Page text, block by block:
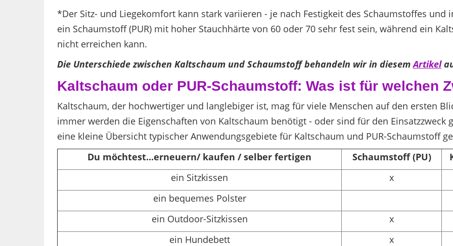
*Der Sitz- und Liegekomfort kann stark variieren - je nach Festigkeit des Schaumstoffes
ein Schaumstoff (PUR) mit hoher Stauchhärte von 60 oder 70 sehr fest sein, während ein
nicht erreichen kann.
Die Unterschiede zwischen Kaltschaum und Schaumstoff behandeln wir in diesemArtikel
Kaltschaum oder PUR-Schaumstoff: Was ist für welchen
Kaltschaum, der hochwertiger und langlebiger ist, mag für viele Menschen auf den ersten
immer werden die Eigenschaften von Kaltschaum benötigt - oder sind für den
eine kleine Übersicht typischer Anwendungsgebiete für Kaltschaum und PUR-Schaumstoff
Du möchtest...erneuern/ kaufen / selber fertigen
Schaumstoff (PU)
ein Sitzkissen
x
ein bequemes Polster
ein Outdoor-Sitzkissen
x
ein Hundebett
x